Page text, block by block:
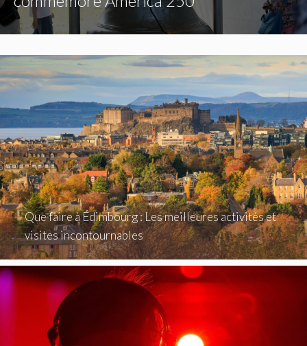
Que faire à Édimbourg : Les meilleures activités et
visites incontournables